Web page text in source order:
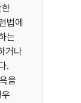
법에
는
거나
.
을